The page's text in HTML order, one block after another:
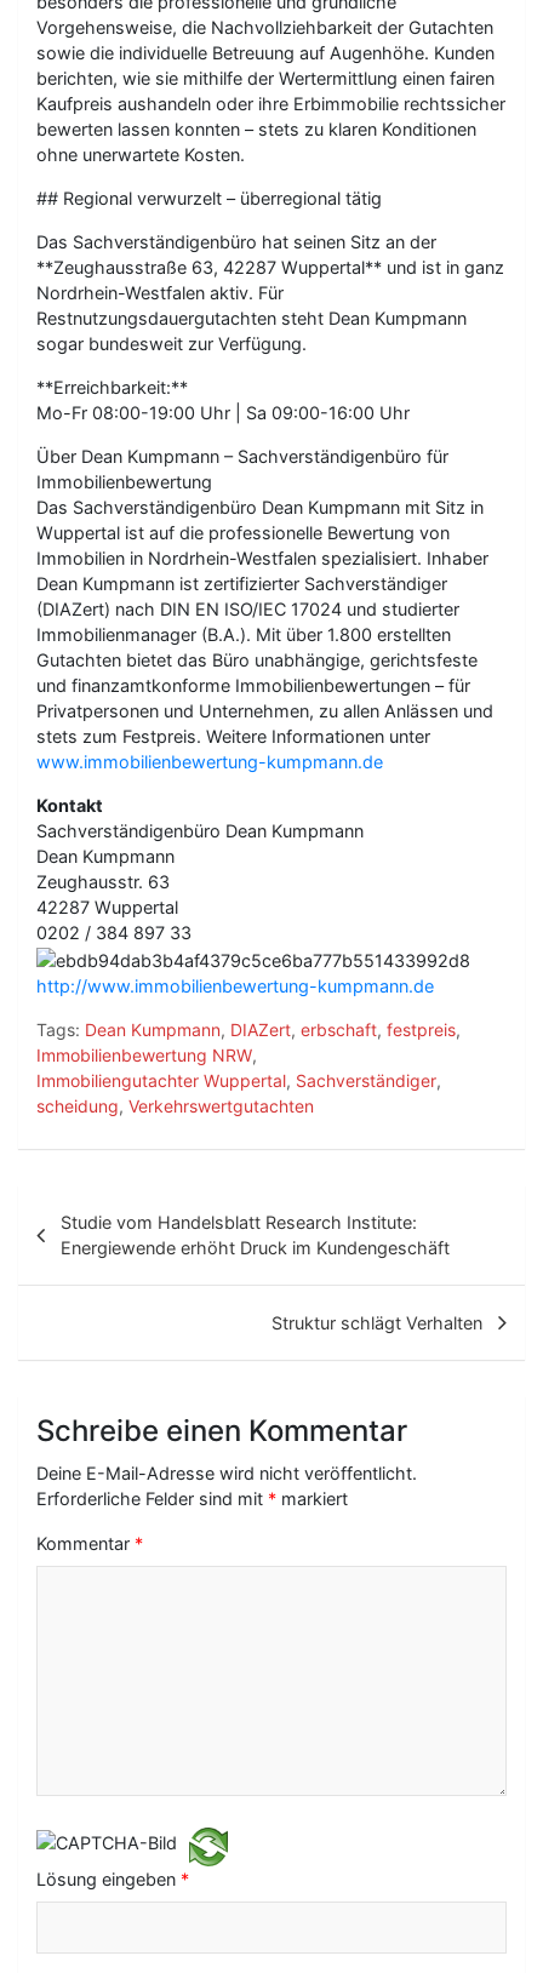
Vorgehensweise, die Nachvollziehbarkeit der Gutachten
sowie die individuelle Betreuung auf Augenhöhe. Kunden
berichten, wie sie mithilfe der Wertermittlung einen fairen
Kaufpreis aushandeln oder ihre Erbimmobilie rechtssicher
bewerten lassen konnten – stets zu klaren Konditionen
ohne unerwartete Kosten.
## Regional verwurzelt – überregional tätig
Das Sachverständigenbüro hat seinen Sitz an der
**Zeughausstraße 63, 42287 Wuppertal** und ist in ganz
Nordrhein-Westfalen aktiv. Für
Restnutzungsdauergutachten steht Dean Kumpmann
sogar bundesweit zur Verfügung.
**Erreichbarkeit:**
Mo-Fr 08:00-19:00 Uhr | Sa 09:00-16:00 Uhr
Über Dean Kumpmann – Sachverständigenbüro für
Immobilienbewertung
Das Sachverständigenbüro Dean Kumpmann mit Sitz in
Wuppertal ist auf die professionelle Bewertung von
Immobilien in Nordrhein-Westfalen spezialisiert. Inhaber
Dean Kumpmann ist zertifizierter Sachverständiger
(DIAZert) nach DIN EN ISO/IEC 17024 und studierter
Immobilienmanager (B.A.). Mit über 1.800 erstellten
Gutachten bietet das Büro unabhängige, gerichtsfeste
und finanzamtkonforme Immobilienbewertungen – für
Privatpersonen und Unternehmen, zu allen Anlässen und
stets zum Festpreis. Weitere Informationen unter
www.immobilienbewertung-kumpmann.de
Kontakt
Sachverständigenbüro Dean Kumpmann
Dean Kumpmann
Zeughausstr. 63
42287 Wuppertal
0202 / 384 897 33
http://www.immobilienbewertung-kumpmann.de
Tags: Dean Kumpmann, DIAZert, erbschaft, festpreis,
Immobilienbewertung NRW,
Immobiliengutachter Wuppertal, Sachverständiger,
scheidung, Verkehrswertgutachten
e
i
r
g
N
o
n
Studie vom Handelsblatt Research Institute:
Energiewende erhöht Druck im Kundengeschäft
Struktur schlägt Verhalten
Schreibe einen Kommentar
Deine E-Mail-Adresse wird nicht veröffentlicht.
Erforderliche Felder sind mit * markiert
Kommentar *
Lösung eingeben *